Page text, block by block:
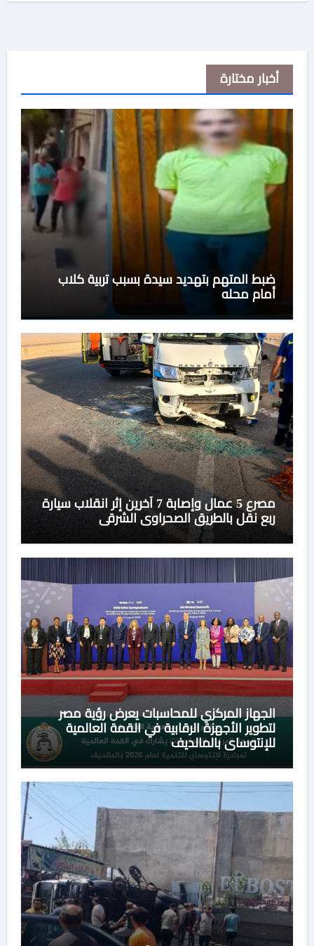
أخبار مختارة
ضبط المتهم بتهديد سيدة بسبب تربية كلاب
أمام محله
مصرع 5 عمال وإصابة 7 آخرين إثر انقلاب سيارة
ربع نقل بالطريق الصحراوى الشرقى
الجهاز المركزي للمحاسبات يعرض رؤية مصر
لتطوير الأجهزة الرقابية في القمة العالمية
للإنتوساي بالمالديف